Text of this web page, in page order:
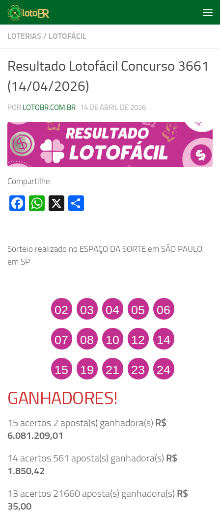
Skip to content
LOTERIAS / LOTOFÁCIL
Resultado Lotofácil Concurso 3661
(14/04/2026)
POR LOTOBR.COM.BR · 14 DE ABRIL DE 2026
Compartilhe:
Facebook
WhatsApp
X
Sorteio realizado no ESPAÇO DA SORTE em SÃO PAULO
em SP
02 03 04 05 06
07 08 10 12 14
15 19 21 23 24
GANHADORES!
15 acertos 2 aposta(s) ganhadora(s) R$
6.081.209,01
14 acertos 561 aposta(s) ganhadora(s) R$
1.850,42
13 acertos 21660 aposta(s) ganhadora(s) R$
35,00